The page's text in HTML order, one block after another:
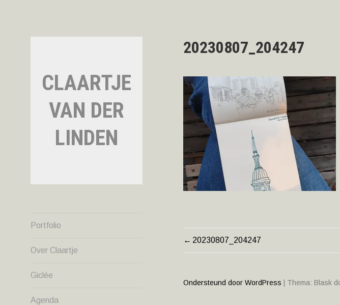
CLAARTJE
VAN DER
LINDEN
Portfolio
Over Claartje
Giclée
Agenda
20230807_204247
BERICHT
20230807_204247
Ondersteund door WordPress Thema: Blask